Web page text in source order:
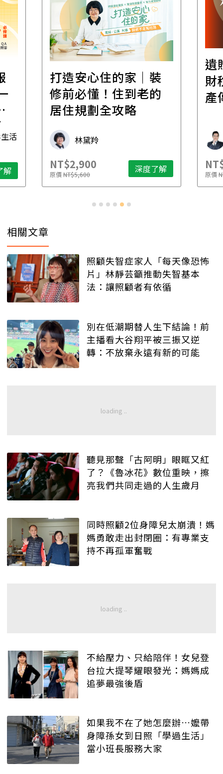
活
解
打造安心住的家｜裝
修前必懂！住到老的
居住規劃全攻略
林黛羚
NT$2,900
原價NT$5,600 深度了解
遺
財
產
原價
相關文章
照顧失智症家人「每天像恐怖
片」林靜芸籲推動失智基本
法：讓照顧者有依循
別在低潮期替人生下結論！前
主播看大谷翔平被三振又逆
轉：不放棄永遠有新的可能
聽見那聲「古阿明」眼眶又紅
了？《魯冰花》數位重映，擦
亮我們共同走過的人生歲月
同時照顧2位身障兒太崩潰！媽
媽勇敢走出封閉圈：有專業支
持不再孤軍奮戰
不給壓力、只給陪伴！女兒登
台拉大提琴耀眼發光：媽媽成
追夢最強後盾
如果我不在了她怎麼辦…嬤帶
身障孫女到日照「學過生活」
當小班長服務大家